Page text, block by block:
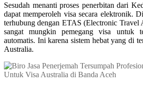
Sesudah menanti proses penerbitan dari
dapat memperoleh visa secara elektronik.
terhubung dengan ETAS (Electronic Travel
sangat mungkin pemegang visa untuk
automatis. Ini karena sistem hebat yang di
Australia.